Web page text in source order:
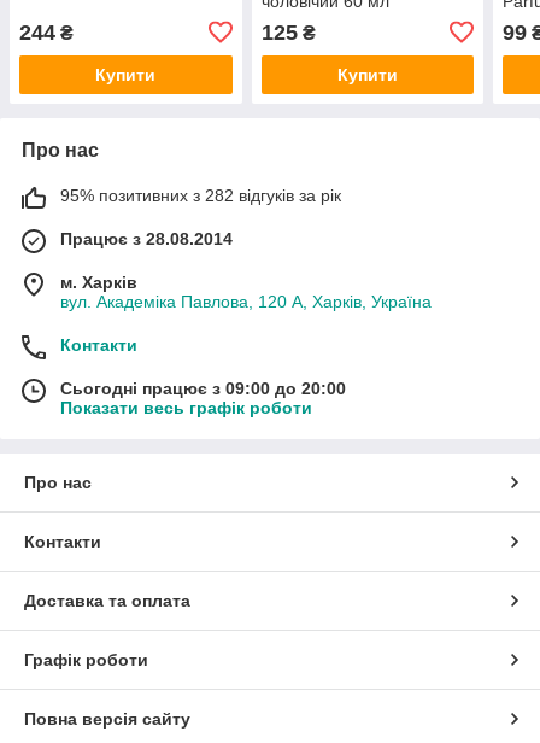
244 ₴
Купити
125₴
Купити
99
Про нас
95% позитивних з 282 відгуків за рік
Працює з 28.08.2014
м. Харків
вул. Академіка Павлова, 120 А, Харків, Україна
Контакти
Сьогодні працює з 09:00 до 20:00
Показати весь графік роботи
Про нас
Контакти
Доставка та оплата
Графік роботи
Повна версія сайту